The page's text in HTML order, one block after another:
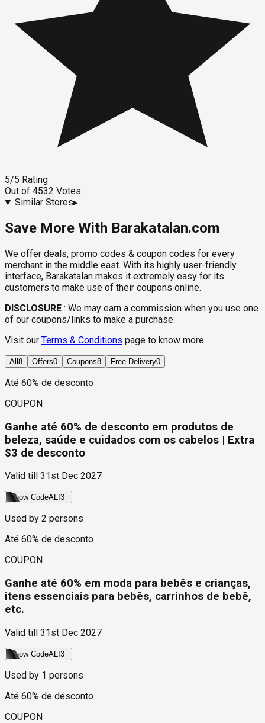
5/5 Rating
Out of 4532 Votes
Similar Stores▸
Save More With Barakatalan.com
We offer deals, promo codes & coupon codes for every
merchant in the middle east. With its highly user-friendly
interface, Barakatalan makes it extremely easy for its
customers to make use of their coupons online.
DISCLOSURE : We may earn a commission when you use one
of our coupons/links to make a purchase.
Visit our Terms & Conditions page to know more
All 8 Offers0 Coupons8 Free Delivery0
Até 60% de desconto
COUPON
Ganhe até 60% de desconto em produtos de
beleza, saúde e cuidados com os cabelos | Extra
$3 de desconto
Valid till 31st Dec 2027
Show CodeALI3
Used by 2 persons
Até 60% de desconto
COUPON
Ganhe até 60% em moda para bebês e crianças,
itens essenciais para bebês, carrinhos de bebê,
etc.
Valid till 31st Dec 2027
Show CodeALI3
Used by 1 persons
Até 60% de desconto
COUPON